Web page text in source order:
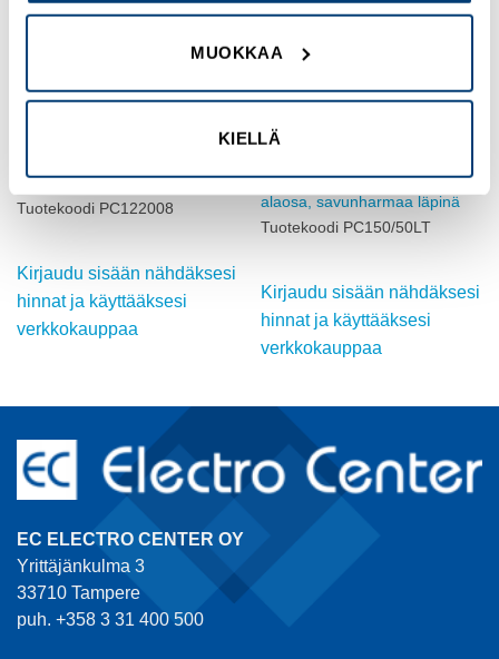
MUOKKAA
KIELLÄ
Tuotekoodi PC122008
Kirjaudu sisään nähdäksesi
hinnat ja käyttääksesi
verkkokauppaa
Kotelo PC, 25 mm korkea
alaosa, savunharmaa läpinä
Tuotekoodi PC150/50LT
Kirjaudu sisään nähdäksesi
hinnat ja käyttääksesi
verkkokauppaa
EC ELECTRO CENTER OY
Yrittäjänkulma 3
33710 Tampere
puh. +358 3 31 400 500